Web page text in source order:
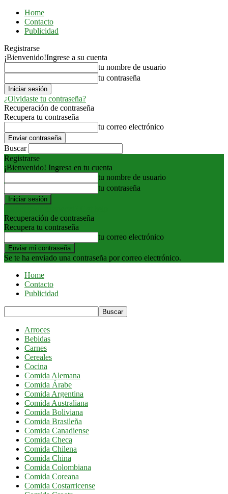
Home
Contacto
Publicidad
Registrarse
¡Bienvenido!Ingrese a su cuenta
tu nombre de usuario
tu contraseña
¿Olvidaste tu contraseña?
Recuperación de contraseña
Recupera tu contraseña
tu correo electrónico
Buscar
Registrarse
¡Bienvenido! Ingresa en tu cuenta
tu nombre de usuario
tu contraseña
Recuperación de contraseña
Recupera tu contraseña
tu correo electrónico
Se te ha enviado una contraseña por correo electrónico.
Home
Contacto
Publicidad
Arroces
Bebidas
Carnes
Cereales
Cocina
Comida Alemana
Comida Árabe
Comida Argentina
Comida Australiana
Comida Boliviana
Comida Brasileña
Comida Canadiense
Comida Checa
Comida Chilena
Comida China
Comida Colombiana
Comida Coreana
Comida Costarricense